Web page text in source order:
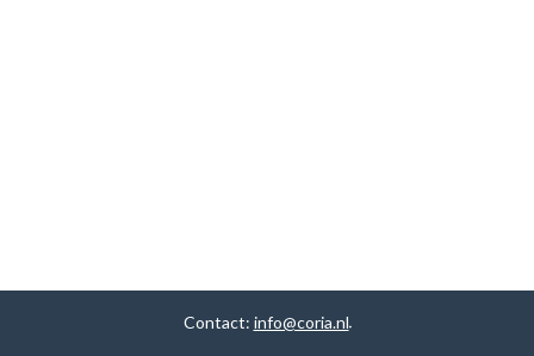
Contact: info@coria.nl.